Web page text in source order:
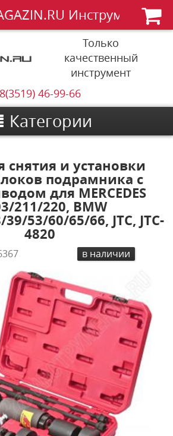
Инструменты
Только
качественный
инструмент
8(3519) 46-99-66
Категории
снятия и установки
подрамника с
для MERCEDES
211/220, BMW
53/60/65/66, JTC, JTC-
4820
в наличии